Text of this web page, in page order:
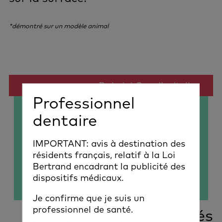
Professionnel
dentaire
IMPORTANT: avis à destination des
résidents français, relatif à la Loi
Bertrand encadrant la publicité des
dispositifs médicaux.
Je confirme que je suis un
professionnel de santé.
*démontré sur un modèle animal
"Les propriétés
Dr Luigi Canullo, Italie